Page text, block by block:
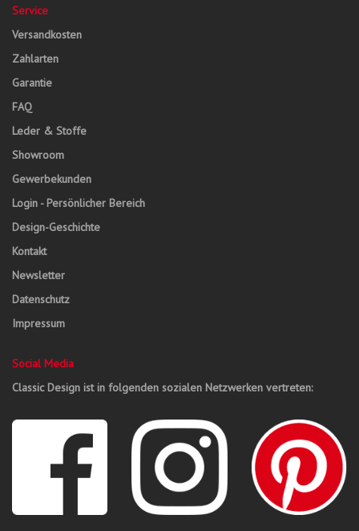
Service
Versandkosten
Zahlarten
Garantie
FAQ
Leder & Stoffe
Showroom
Gewerbekunden
Login - Persönlicher Bereich
Design-Geschichte
Kontakt
Newsletter
Datenschutz
Impressum
Social Media
Classic Design ist in folgenden sozialen Netzwerken vertreten: